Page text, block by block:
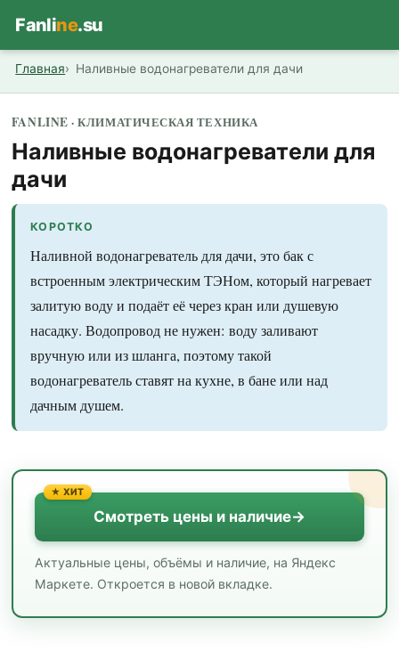
Fanline.su
Главная Наливные водонагреватели для дачи
FANLINE · КЛИМАТИЧЕСКАЯ ТЕХНИКА
Наливные водонагреватели для
дачи
КОРОТКО
Наливной водонагреватель для дачи, это бак с
встроенным электрическим ТЭНом, который нагревает
залитую воду и подаёт её через кран или душевую
насадку. Водопровод не нужен: воду заливают
вручную или из шланга, поэтому такой
водонагреватель ставят на кухне, в бане или над
дачным душем.
Смотреть цены и наличие
Актуальные цены, объёмы и наличие, на Яндекс
Маркете. Откроется в новой вкладке.